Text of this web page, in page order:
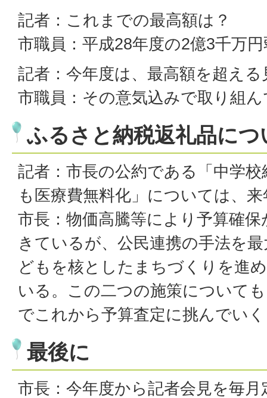
記者：これまでの最高額は？
市職員：平成28年度の2億3千万
記者：今年度は、最高額を超え
市職員：その意気込みで取り組
ふるさと納税返礼品につ
記者：市長の公約である「中学
も医療費無料化」については、
市長：物価高騰等により予算確
きているが、公民連携の手法を
どもを核としたまちづくりを進
いる。この二つの施策について
でこれから予算査定に挑んでい
最後に
市長：今年度から記者会見を毎